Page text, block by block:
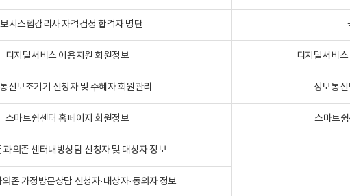
시스템감리사 자격검정 합격자 명단
디지털서비스 이용지원 회원정보 디지털서비스
신보조기기 신청자 및 수혜자 회원관리 정보통신
스마트쉼센터 홈페이지 회원정보 스마트
과의존 센터내방상담 신청자 및 대상자 정보
존 가정방문상담 신청자·대상자·동의자 정보